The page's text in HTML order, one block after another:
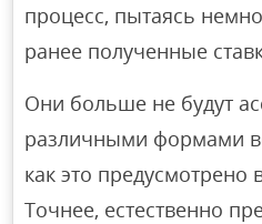
процесс, пытаясь
ранее полученные
Они больше не будут
различными формами
как это предусмотрено
Точнее, естественно